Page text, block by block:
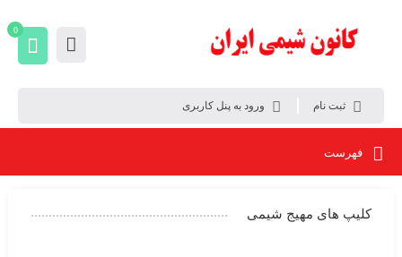
ثبت نام ورود به پنل کاربری
0
فهرست
کلیپ های مهیج شیمی